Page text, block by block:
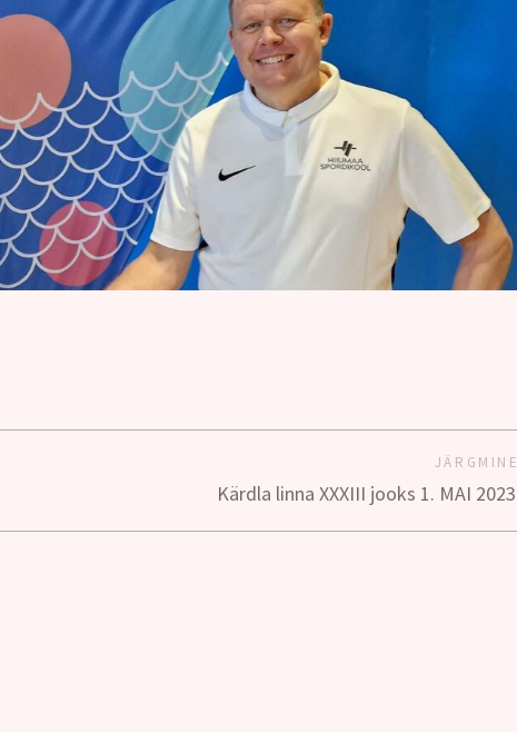
JÄRGMINE
Kärdla linna XXXIII jooks 1. MAI 2023